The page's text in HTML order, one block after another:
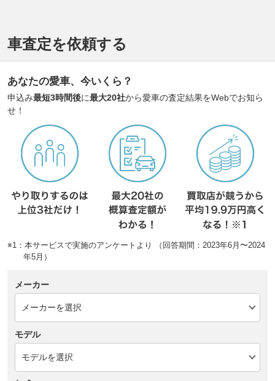
車査定を依頼する
あなたの愛車、今いくら？
申込み最短3時間後に最大20社から愛車の査定結果をWebでお知ら
せ！
※1：本サービスで実施のアンケートより （回答期間：2023年6月〜2024
年5月）
メーカー
モデル